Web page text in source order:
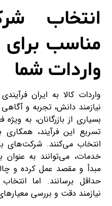
انتخاب
مناسب برای
واردات شما
واردات کالا به ایران
نیازمند دانش، تجربه و
بسیاری از بازرگانان، به
تسریع این فرآیند، همکاری
انتخاب می‌کنند. شرکت‌های
خدمات، می‌توانند به
مبدأ و مقصد عمل کرده و
حداقل برسانند. اما
نیازمند دقت و بررسی